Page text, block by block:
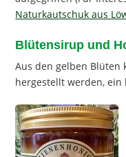
Naturkautschuk aus
Blütensirup und
Aus den gelben Blüten
hergestellt werden,